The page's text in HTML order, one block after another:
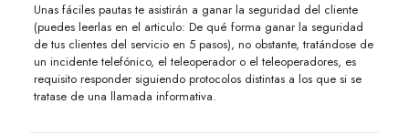
Unas fáciles pautas te asistirán a ganar la seguridad del cliente
(puedes leerlas en el articulo: De qué forma ganar la seguridad
de tus clientes del servicio en 5 pasos), no obstante, tratándose de
un incidente telefónico, el teleoperador o el teleoperadores, es
requisito responder siguiendo protocolos distintas a los que si se
tratase de una llamada informativa.